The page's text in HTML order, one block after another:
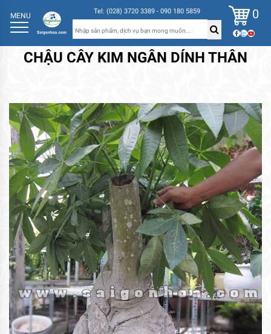
MENU Tel: (028) 3720 3389 - 090 180 5859 0
CHẬU CÂY KIM NGÂN DÍNH THÂN